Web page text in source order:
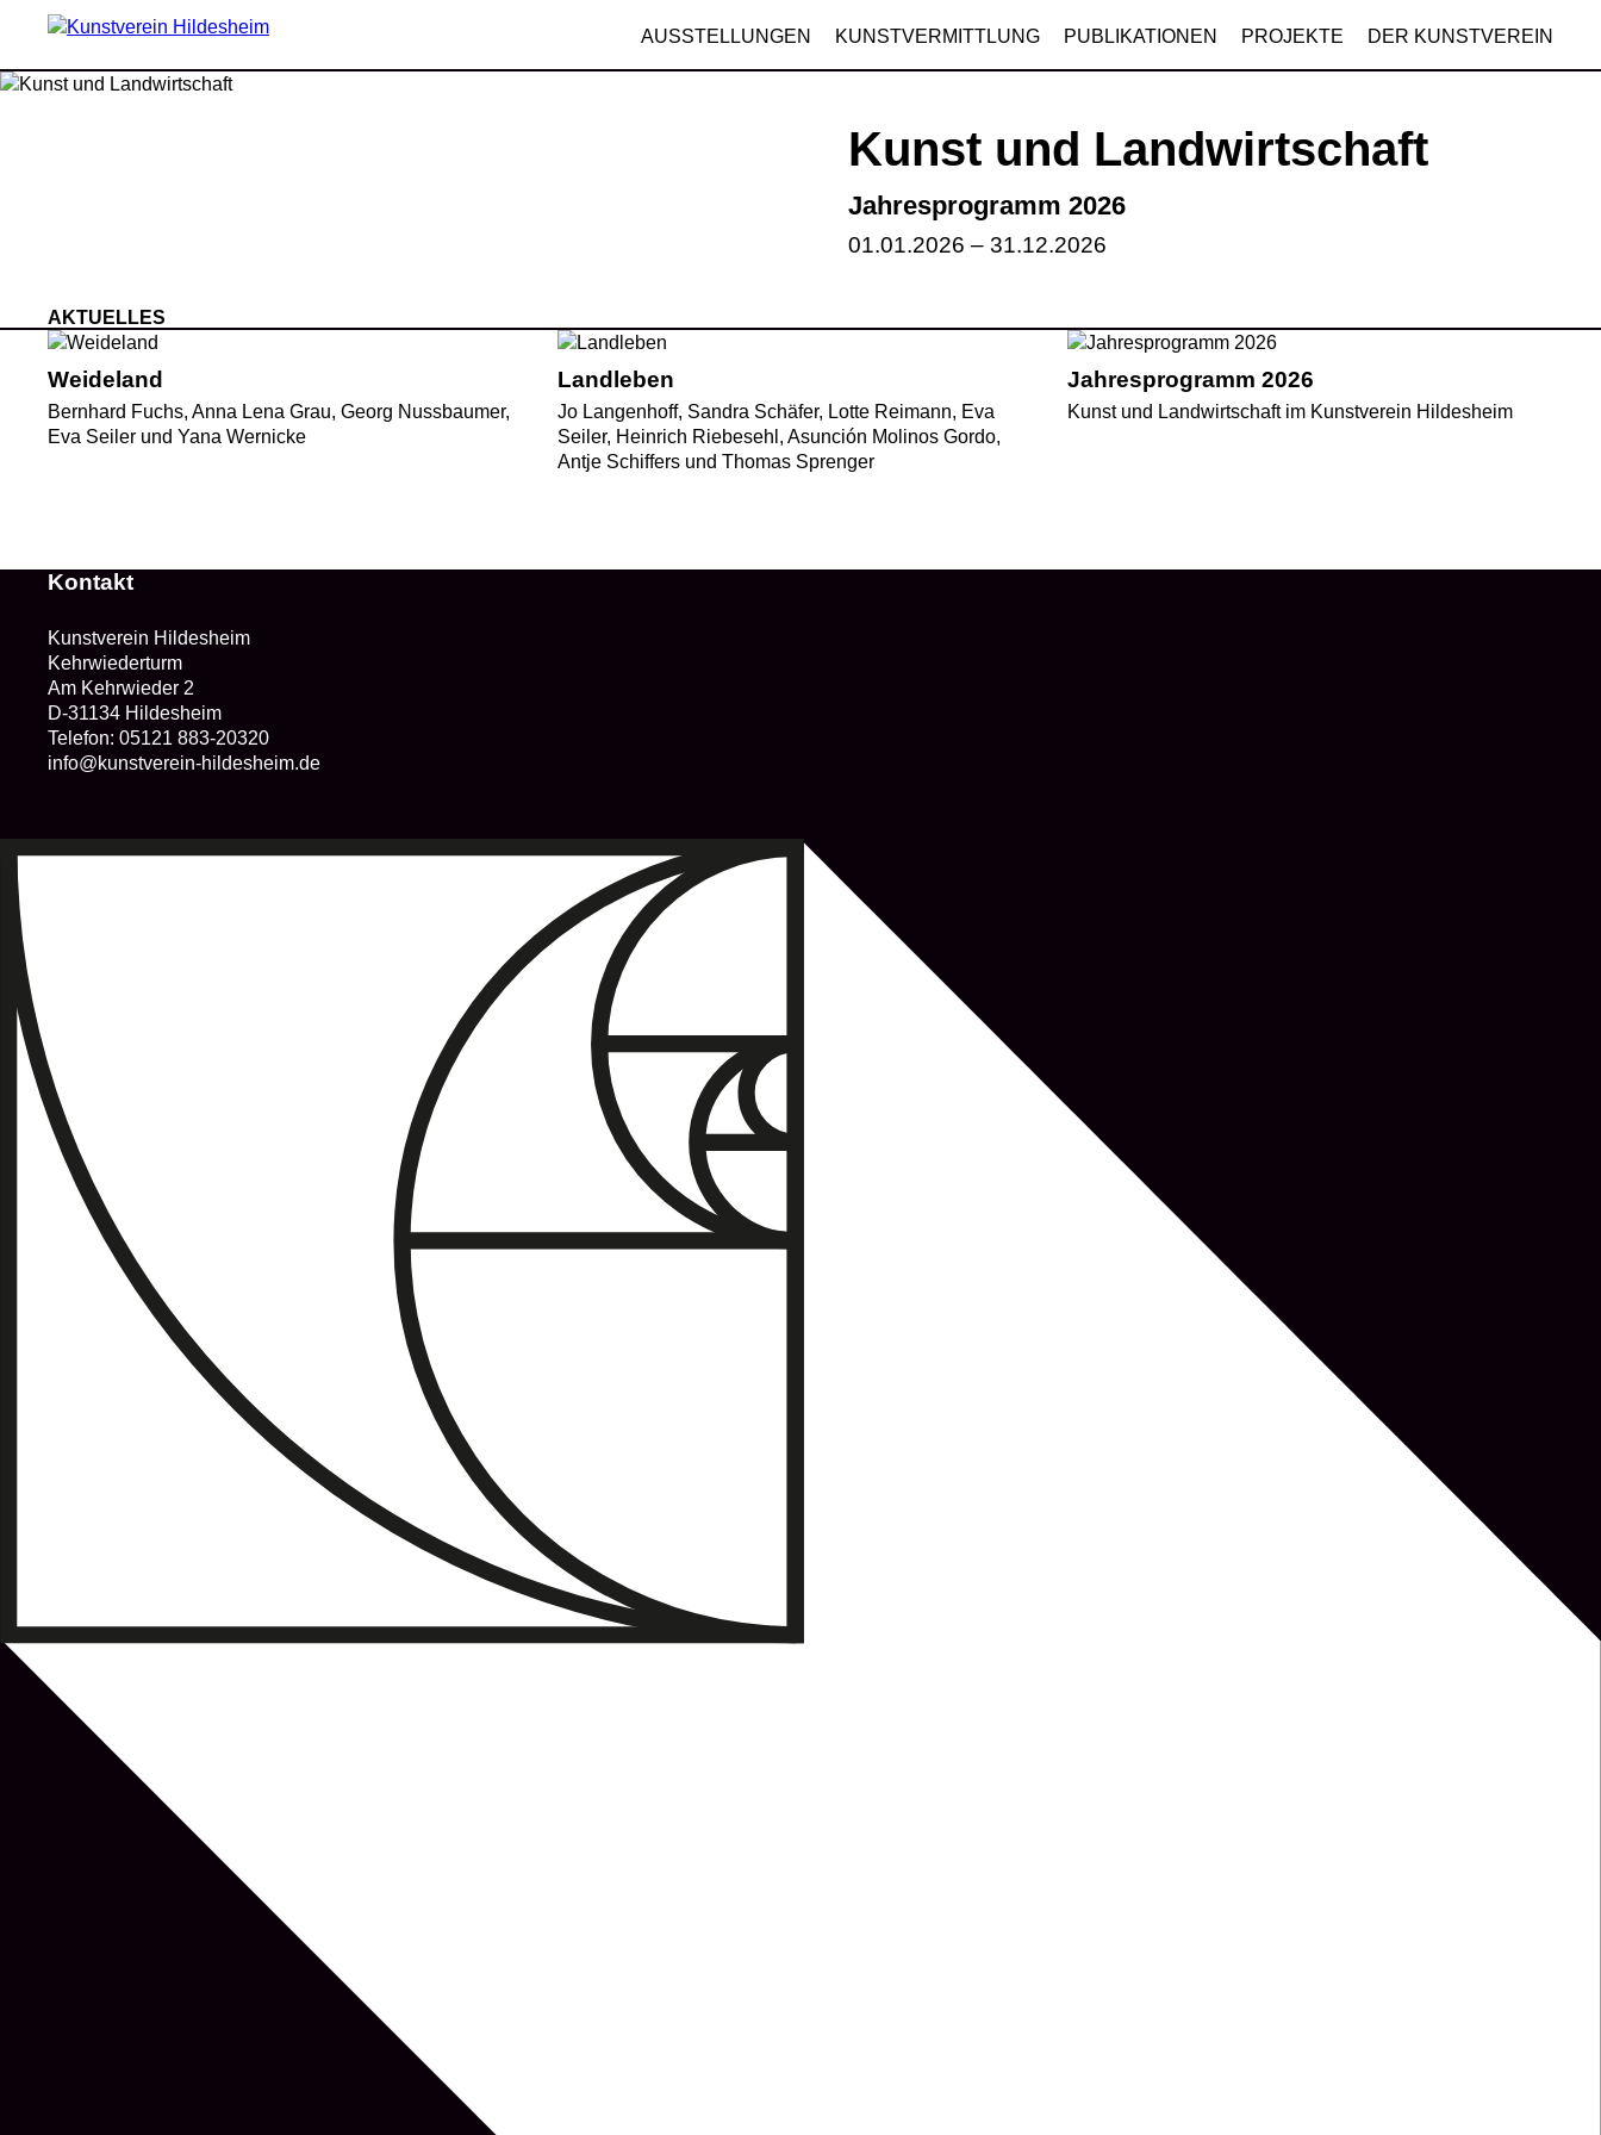
AUSSTELLUNGEN KUNSTVERMITTLUNG PUBLIKATIONEN PROJEKTE DER KUNSTVEREIN
Kunst und Landwirtschaft
Jahresprogramm 2026
01.01.2026 – 31.12.2026
AKTUELLES
Weideland
Bernhard Fuchs, Anna Lena Grau, Georg Nussbaumer,
Eva Seiler und Yana Wernicke
Landleben
Jo Langenhoff, Sandra Schäfer, Lotte Reimann, Eva
Seiler, Heinrich Riebesehl, Asunción Molinos Gordo,
Antje Schiffers und Thomas Sprenger
Jahresprogramm 2026
Kunst und Landwirtschaft im Kunstverein Hildesheim
Kontakt
Kunstverein Hildesheim
Kehrwiederturm
Am Kehrwieder 2
D-31134 Hildesheim
Telefon: 05121 883-20320
info@kunstverein-hildesheim.de